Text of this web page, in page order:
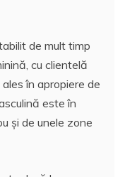
de mult timp
cu clientelă
în apropiere de
este în
şi de unele zone